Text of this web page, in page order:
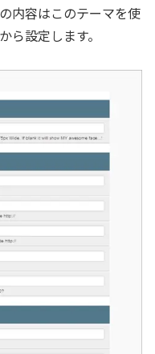
内容はこのテーマを使
設定します。